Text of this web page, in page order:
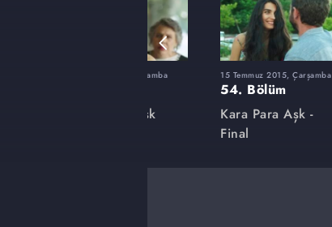
1 Nisan 2015, Çarşamba
Kara Para Aşk
15 Temmuz 2015, Çarşamba
54. Bölüm
Kara Para Aşk -
Final